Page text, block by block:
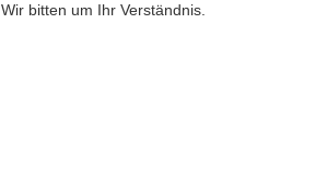
Wir bitten um Ihr Verständnis.